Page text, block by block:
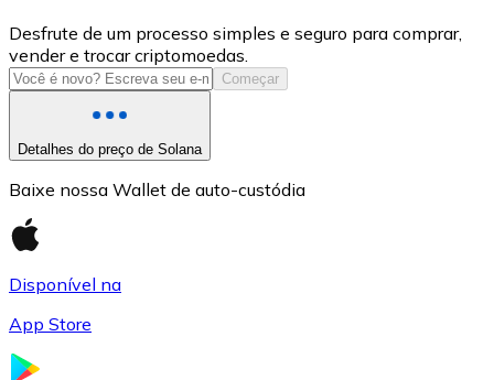
USD Coin
USDC
Desfrute de um processo simples e seguro para comprar,
vender e trocar criptomoedas.
Começar
Detalhes do preço de Solana
Baixe nossa Wallet de auto-custódia
Disponível na
App Store